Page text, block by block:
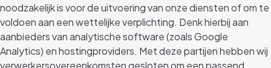
noodzakelijk is voor de uitvoering van onze diensten of om te
voldoen aan een wettelijke verplichting. Denk hierbij aan
aanbieders van analytische software (zoals Google
Analytics) en hostingproviders. Met deze partijen hebben wij
verwerkersovereenkomsten gesloten om een passend